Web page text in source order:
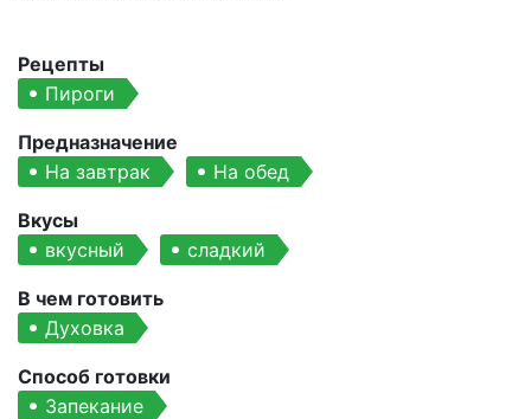
Рецепты
Пироги
Предназначение
На завтрак
На обед
Вкусы
вкусный
сладкий
В чем готовить
Духовка
Способ готовки
Запекание